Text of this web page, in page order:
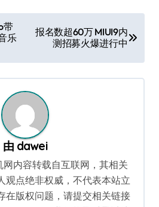
带
乐
报名数超60万 MIUI9内
测招募火爆进行中
由 dawei
网内容转载自互联网，其相关
观点绝非权威，不代表本站立
在版权问题，请提交相关链接